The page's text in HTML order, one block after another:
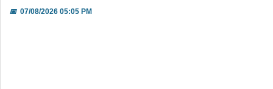
📅07/08/2026 05:05 PM